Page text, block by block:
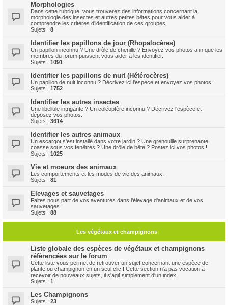
Morphologies
Dans cette rubrique, vous trouverez des informations concernant la
morphologie des insectes et autres petites bêtes pour vous aider à
comprendre les critères d'identification de ces groupes.
Sujets : 8
Identifier les papillons de jour (Rhopalocères)
Un papillon inconnu ? Une drôle de chenille ? Envoyez vos photos afin que les
membres du forum puissent vous aider à les identifier.
Sujets : 1091
Identifier les papillons de nuit (Hétérocères)
Un papillon de nuit inconnu ? Décrivez ici l'espèce et envoyez vos photos.
Sujets : 1752
Identifier les autres insectes
Une libellule intrigante ? Un coléoptère inconnu ? Décrivez l'espèce et
déposez vos photos.
Sujets : 3614
Identifier les autres animaux
Un escargot s'est installé dans votre jardin ? Une grenouille surprenante
coasse sous vos fenêtres ? Une drôle de bête ? Postez ici vos photos !
Sujets : 1025
Vie et moeurs des animaux
Les comportements et les modes de vie des animaux.
Sujets : 81
Elevages et sauvetages
Faites nous part de vos aventures dans l'élevage d'animaux et de vos
sauvetages.
Sujets : 88
Les végétaux et champignons
Liste globale des espèces de végétaux et champignons
référencées sur le forum
Cette liste vous permet de retrouver un sujet concernant une espèce de
plante ou champignon en un seul clic ! Cette section n'a pas vocation à
recevoir de nouveaux sujets, il s'agit simplement d'un index.
Sujets : 1
Les Champignons
Sujets : 23